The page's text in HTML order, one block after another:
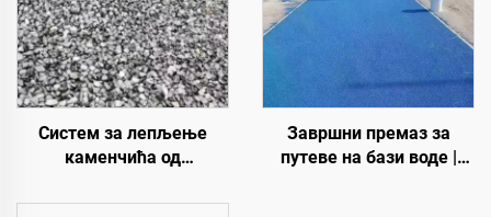
Систем за лепљење
каменчића од
Хидроксипропил
Завршни премаз за
путеве на бази воде |